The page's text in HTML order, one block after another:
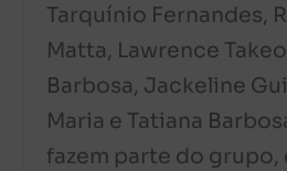
Tarquínio Fernandes,
Matta, Lawrence
Barbosa, Jackeline
Maria e Tatiana
fazem parte do grupo,